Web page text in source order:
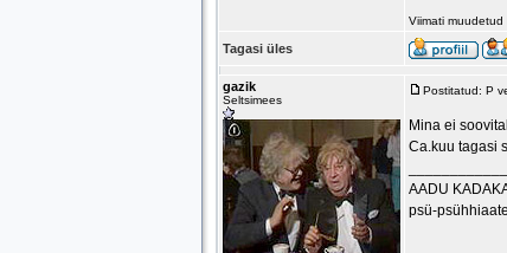
Viimati
Tagasi üles
gazik
Seltsimees
Postitatud: P
Mina ei
Ca.kuu tagasi
AADU
psü-